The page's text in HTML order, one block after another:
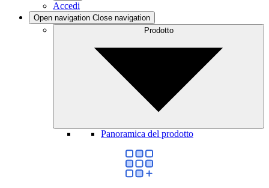
Accedi
Open navigation Close navigation
Prodotto
Panoramica del prodotto